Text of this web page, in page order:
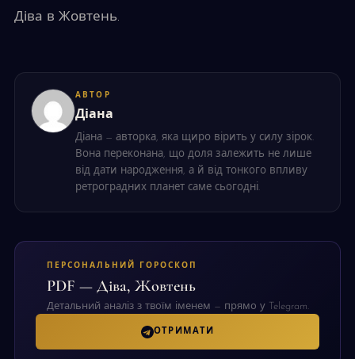
Діва в Жовтень.
АВТОР
Діана
Діана — авторка, яка щиро вірить у силу зірок.
Вона переконана, що доля залежить не лише
від дати народження, а й від тонкого впливу
ретроградних планет саме сьогодні.
ПЕРСОНАЛЬНИЙ ГОРОСКОП
PDF — Діва, Жовтень
Детальний аналіз з твоїм іменем — прямо у Telegram.
ОТРИМАТИ